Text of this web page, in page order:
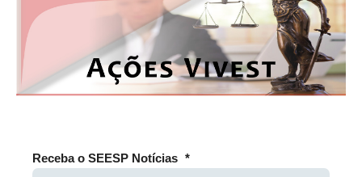
Receba o SEESP Notícias *